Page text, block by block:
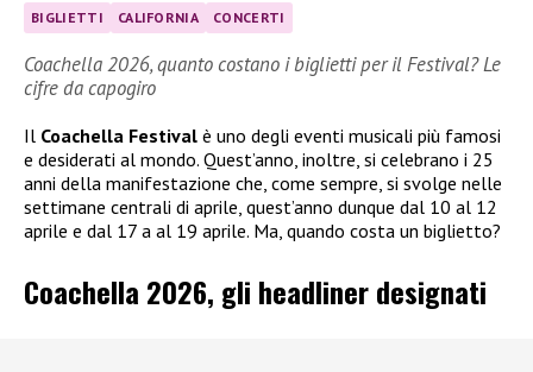
BIGLIETTI CALIFORNIA CONCERTI
Coachella 2026, quanto costano i biglietti per il Festival? Le
cifre da capogiro
Il Coachella Festival è uno degli eventi musicali più famosi
e desiderati al mondo. Quest’anno, inoltre, si celebrano i 25
anni della manifestazione che, come sempre, si svolge nelle
settimane centrali di aprile, quest’anno dunque dal 10 al 12
aprile e dal 17 a al 19 aprile. Ma, quando costa un biglietto?
Coachella 2026, gli headliner designati